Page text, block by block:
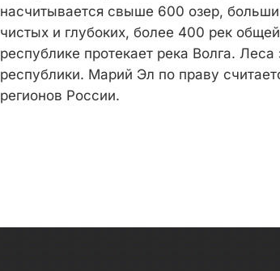
насчитывается свыше 600 озер,
чистых и глубоких, более 400 рек
республике протекает река Волга.
республики. Марий Эл по праву
регионов России.